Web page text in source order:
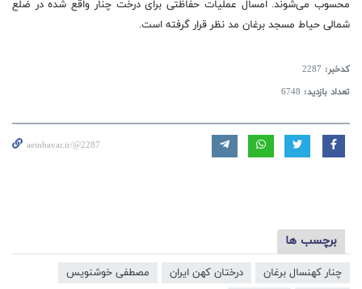
محسوب می‌شوند. امسال عملیات حفاظتی برای درخت چنار واقع شده در ضلع
شمالی حیاط مسجد برغان مد نظر قرار گرفته است.
کدخبر: 2287
تعداد بازدید: 6748
aeinbavar.ir/@2287
برچسب ها
چنار کهنسال برغان درختان کهن ایران
مصطفی خوشنویس